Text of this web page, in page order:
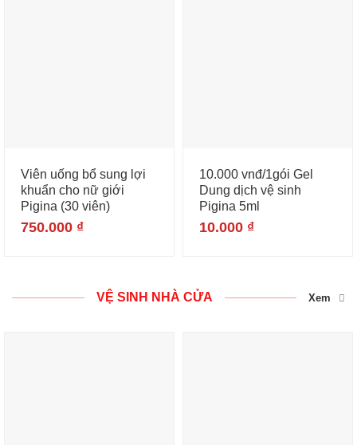
Viên uống bổ sung lợi
khuẩn cho nữ giới
Pigina (30 viên)
750.000 ₫
10.000 vnđ/1gói Gel
Dung dịch vệ sinh
Pigina 5ml
10.000 ₫
VỆ SINH NHÀ CỬA Xem